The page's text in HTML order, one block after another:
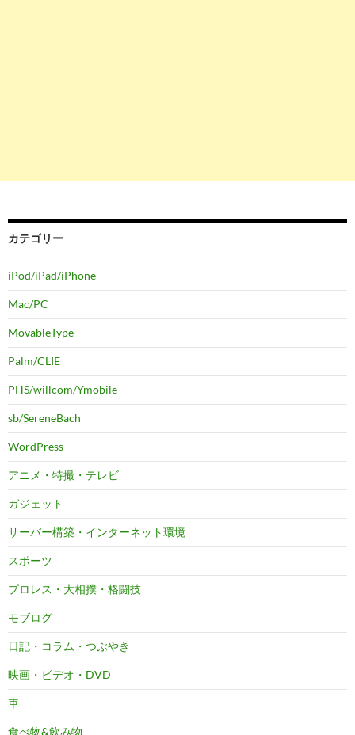
カテゴリー
iPod/iPad/iPhone
Mac/PC
MovableType
Palm/CLIE
PHS/willcom/Ymobile
sb/SereneBach
WordPress
アニメ・特撮・テレビ
ガジェット
サーバー構築・インターネット環境
スポーツ
プロレス・大相撲・格闘技
モブログ
日記・コラム・つぶやき
映画・ビデオ・DVD
車
食べ物&飲み物